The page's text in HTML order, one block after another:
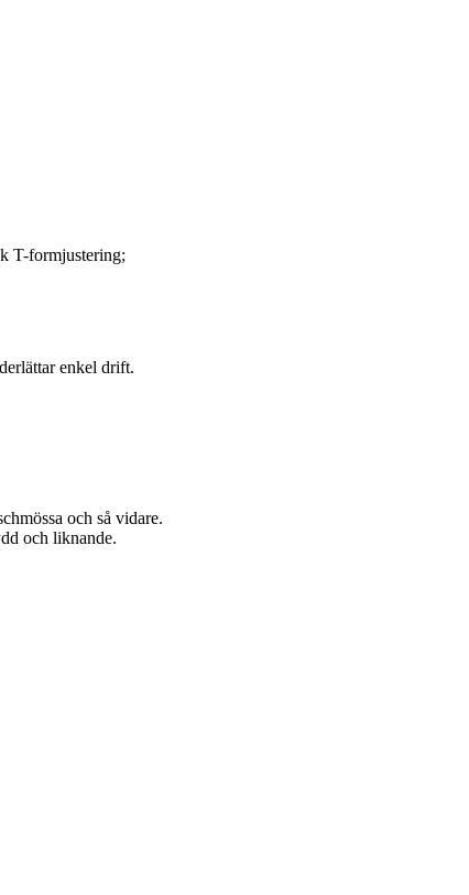
T-formjustering;
enkel drift.
och så vidare.
och liknande.